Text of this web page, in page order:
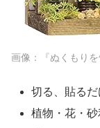
画像：『ぬくもり
切る、貼るだ
植物・花・砂